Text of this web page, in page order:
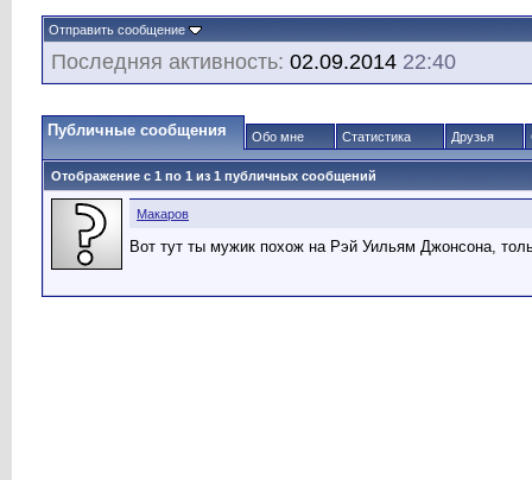
Отправить сообщение
Последняя активность: 02.09.2014 22:40
Публичные сообщения Обо мне Статистика Друзья
Отображение с 1 по 1 из 1 публичных сообщений
Макаров
Вот тут ты мужик похож на Рэй Уильям Джонсона,